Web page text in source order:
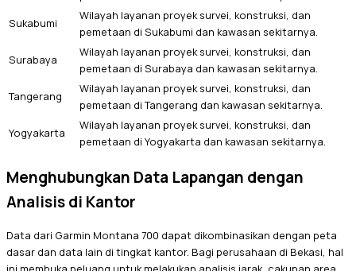
Sukabumi
Wilayah layanan proyek survei, konstruksi, dan
pemetaan di Sukabumi dan kawasan sekitarnya.
Surabaya
Wilayah layanan proyek survei, konstruksi, dan
pemetaan di Surabaya dan kawasan sekitarnya.
Tangerang
Wilayah layanan proyek survei, konstruksi, dan
pemetaan di Tangerang dan kawasan sekitarnya.
Yogyakarta
Wilayah layanan proyek survei, konstruksi, dan
pemetaan di Yogyakarta dan kawasan sekitarnya.
Menghubungkan Data Lapangan dengan
Analisis di Kantor
Data dari Garmin Montana 700 dapat dikombinasikan dengan peta
dasar dan data lain di tingkat kantor. Bagi perusahaan di Bekasi, hal